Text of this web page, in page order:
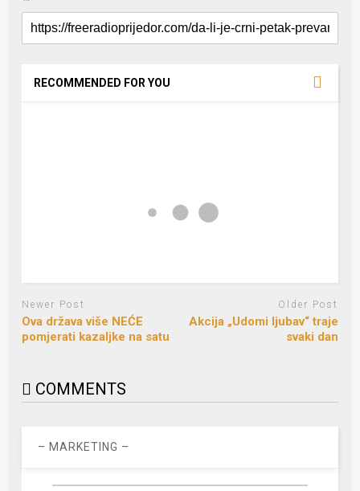
RECOMMENDED FOR YOU
Newer Post
Ova država više NEĆE
pomjerati kazaljke na satu
Older Post
Akcija „Udomi ljubav“ traje
svaki dan
COMMENTS
– MARKETING –